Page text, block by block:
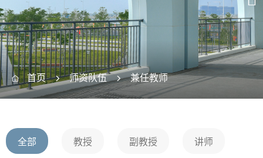
 首页  师资队伍  兼任教师
全部 教授 副教授 讲师